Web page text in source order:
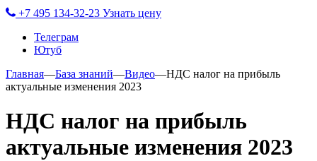
+7 495 134-32-23 Узнать цену
Телеграм
Ютуб
Главная—База знаний—Видео—НДС налог на прибыль
актуальные изменения 2023
НДС налог на прибыль
актуальные изменения 2023